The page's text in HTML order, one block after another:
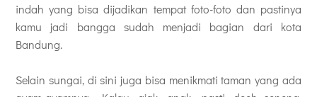
indah yang bisa dijadikan tempat foto-foto dan pastinya
kamu jadi bangga sudah menjadi bagian dari kota
Bandung.
Selain sungai, di sini juga bisa menikmati taman yang ada